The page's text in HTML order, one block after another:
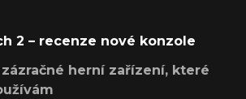
2 – recenze nové konzole
herní zařízení, které